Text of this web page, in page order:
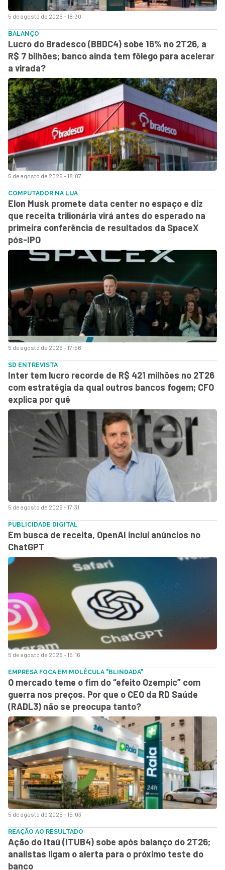
5 de agosto de 2026 - 18:30
5 de agosto de 2026 - 18:07
BALANÇO
Lucro do Bradesco (BBDC4) sobe 16% no 2T26, a
R$ 7 bilhões; banco ainda tem fôlego para acelerar
a virada?
5 de agosto de 2026 - 17:56
COMPUTADOR NA LUA
Elon Musk promete data center no espaço e diz
que receita trilionária virá antes do esperado na
primeira conferência de resultados da SpaceX
pós-IPO
5 de agosto de 2026 - 17:31
SD ENTREVISTA
Inter tem lucro recorde de R$ 421 milhões no 2T26
com estratégia da qual outros bancos fogem; CFO
explica por quê
5 de agosto de 2026 - 15:16
PUBLICIDADE DIGITAL
Em busca de receita, OpenAI inclui anúncios no
ChatGPT
5 de agosto de 2026 - 15:03
EMPRESA FOCA EM MOLÉCULA "BLINDADA"
O mercado teme o fim do “efeito Ozempic” com
guerra nos preços. Por que o CEO da RD Saúde
(RADL3) não se preocupa tanto?
REAÇÃO AO RESULTADO
Ação do Itaú (ITUB4) sobe após balanço do 2T26;
analistas ligam o alerta para o próximo teste do
banco